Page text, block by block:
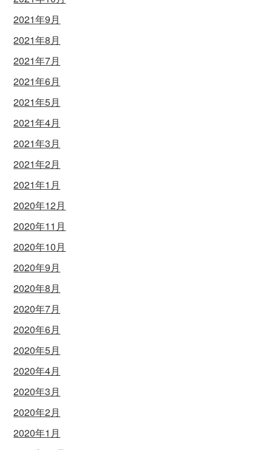
2021年9月
2021年8月
2021年7月
2021年6月
2021年5月
2021年4月
2021年3月
2021年2月
2021年1月
2020年12月
2020年11月
2020年10月
2020年9月
2020年8月
2020年7月
2020年6月
2020年5月
2020年4月
2020年3月
2020年2月
2020年1月